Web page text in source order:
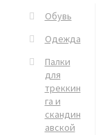
Обувь
Одежда
Палки
для
треккин
га и
скандин
авской